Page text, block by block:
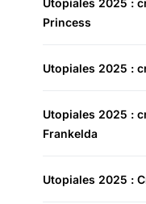
Utopiales 2025 :
Princess
Utopiales 2025 :
Utopiales 2025 :
Frankelda
Utopiales 2025 :